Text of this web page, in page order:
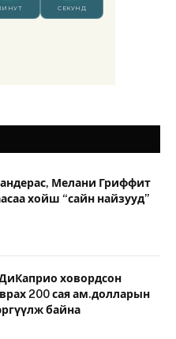
Мелани Гриффит
хойш “сайн найзууд”
ховордсон
200 сая ам.долларын
байна